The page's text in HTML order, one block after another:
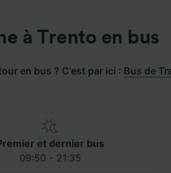
à Trento en bus
en bus ? C'est par ici : Bus de
et dernier bus
09:50 - 21:35